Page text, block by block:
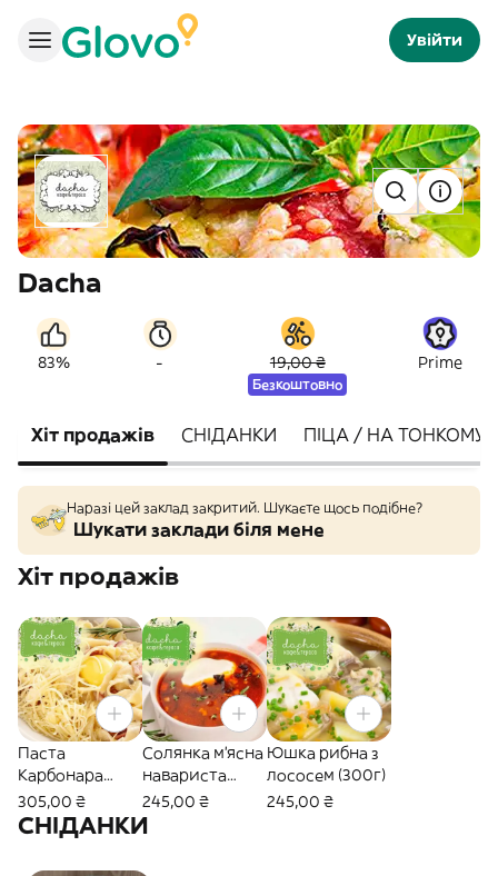
Увійти
Dacha
83% - 19,00 ₴
Безкоштовно
Prime
Хіт продажів СНІДАНКИ ПІЦА / НА ТОНКОМУ
Наразі цей заклад закритий. Шукаєте щось подібне?
Шукати заклади біля мене
Хіт продажів
Паста
Карбонара
(300г)
305,00 ₴
Солянка м'ясна
навариста
(320г)
245,00 ₴
Юшка рибна з
лососем (300г)
245,00 ₴
СНІДАНКИ